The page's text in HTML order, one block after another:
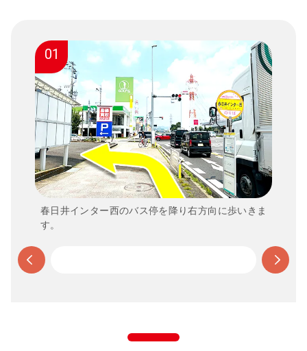
01
春日井インター西のバス停を降り右方向に歩いきま
す。